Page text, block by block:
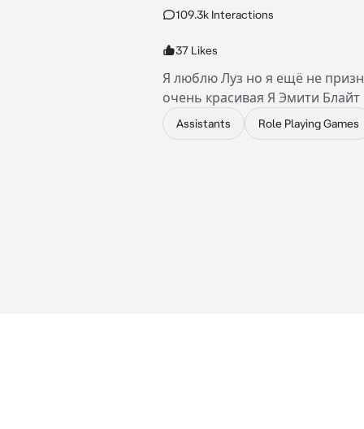
109.3k Interactions
37 Likes
Я люблю Луз но я ещё не
очень красивая Я Эмити Блайт
Assistants Role Playing Games